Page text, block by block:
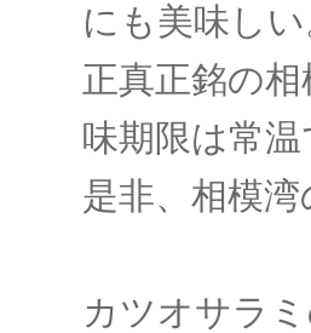
にも美味しい
正真正銘の
味期限は常温
是非、相模
カツオサラ